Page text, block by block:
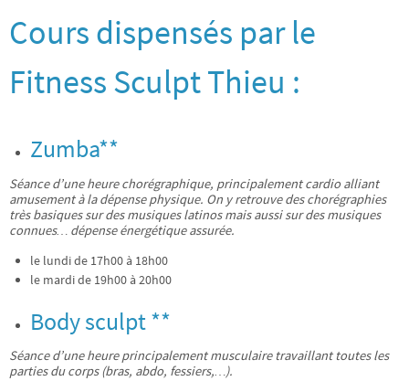
Cours dispensés par le
Fitness Sculpt Thieu :
Zumba**
Séance d’une heure chorégraphique, principalement cardio alliant
amusement à la dépense physique. On y retrouve des chorégraphies
très basiques sur des musiques latinos mais aussi sur des musiques
connues… dépense énergétique assurée.
le lundi de 17h00 à 18h00
le mardi de 19h00 à 20h00
Body sculpt**
Séance d’une heure principalement musculaire travaillant toutes les
parties du corps (bras, abdo, fessiers,…).